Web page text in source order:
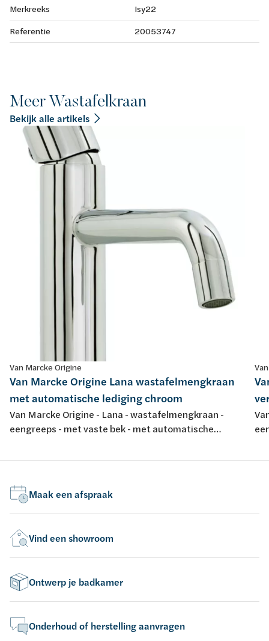
Merkreeks
Isy22
Referentie
20053747
Meer Wastafelkraan
Bekijk alle artikels
Van Marcke Origine
Van Marcke Origine Lana wastafelmengkraan
met automatische lediging chroom
Van Marcke Origine - Lana - wastafelmengkraan -
eengreeps - met vaste bek - met automatische
Maak een afspraak
Vind een showroom
Ontwerp je badkamer
Onderhoud of herstelling aanvragen